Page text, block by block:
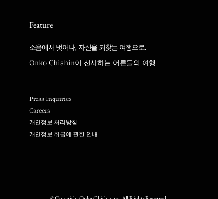
Feature
소음에서 벗어나, 자신을 되찾는 여행으로.
Onko Chishin이 선사하는 어른들의 여행
Press Inquiries
Careers
개인정보 처리방침
개인정보 취급에 관한 안내